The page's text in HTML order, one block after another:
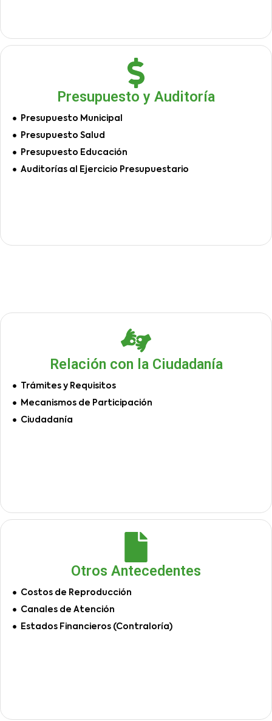
Presupuesto y Auditoría
Presupuesto Municipal
Presupuesto Salud
Presupuesto Educación
Auditorías al Ejercicio Presupuestario
Relación con la Ciudadanía
Trámites y Requisitos
Mecanismos de Participación
Ciudadanía
Otros Antecedentes
Costos de Reproducción
Canales de Atención
Estados Financieros (Contraloría)